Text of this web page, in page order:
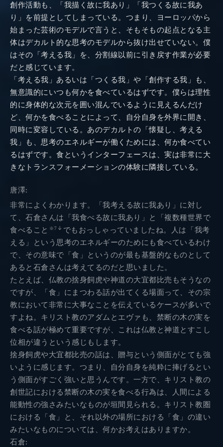
創作活動も、「我描く故に我あり」「我つくる故に我あ
り」を前提としてしまっている。つまり、ヨーロッパから
始まった芸術のモデルで言うと、そもそもの起点となる主
体はデカルト的な思考のモデルから抜け出せていない。僕
はその「考える我」を、分割線以前に引き戻す作業が必要
だと感じています。
「考える我」あるいは「つくる我」や「創作する我」も、
無意識的にいつも何かを食べているはずです。僕らは理性
的に身体的な次元を囲い混んでいるように見えるんだけ
ど、何かを食べることによって、自分自身を外界に開き、
同時に変容している。あのデカルトの「懐疑し、考える
我」も、思考のエネルギーが働くためには、何か食べてい
るはずです。食というインターフェースは、実は非常に大
きなトランスフォーメーションの体験に隣接している。
唐澤:
非常によくわかります。「我考える故に我あり」に対し
て、石倉さんは「我食べる故に我あり」と「複数種世界で
食べること ※7
でもおっしゃっていましたね。人は「我考
える」という思考のエネルギーのためにも食べているわけ
で、その意味で「食」というのが最も基盤的なものとして
あると石倉さんは考えてるのだと思いました。
たとえば、仏教の捨身飼虎や神道の大宜都比売もそうなの
ですが、「食」にまつわる話が出てくる場面って、その宗
教において非常に大事なことを伝えているケースが多いで
すよね。キリスト教のアダムとエヴァも、禁断の木の実を
食べる話が極めて重要ですが、これは仏教と神道とすこし
位相が違うという感じもします。
捨身飼虎や大宜都比売の話は、贈与という側面がとても強
いように感じます。つまり、自分自身を純粋に捧げるとい
う側面がすごく強いと思うんです。一方で、キリスト教の
創世記における禁断の木の実を食べる行為は、人間による
能動性の強さみたいなものが垣間見られる。キリスト教圏
における「食」と、それ以外の場所における「食」の違い
みたいなものについては、何かお考えはありますか。
石倉: